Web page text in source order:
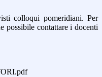
colloqui pomeridiani. Per
possibile contattare i docenti